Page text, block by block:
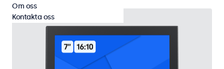
Om oss
Kontakta oss